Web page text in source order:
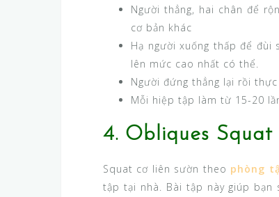
Người thẳng, hai chân để
cơ bản khác
Hạ người xuống thấp để
lên mức cao nhất có thể.
Người đứng thẳng lại rồi
Mỗi hiệp tập làm từ 15-20
4. Obliques Squat
Squat cơ liên sườn theo phòng
tập tại nhà. Bài tập này giúp bạn